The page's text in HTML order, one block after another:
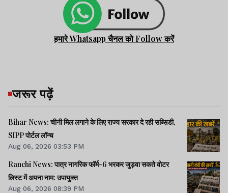
हमारे Whatsapp चैनल को Follow करें
जरूर पढ़ें
Bihar News: चीनी मिल लगाने के लिए राज्य सरकार दे रही सब्सिडी,
SIPP पोर्टल लॉन्च
Aug 06, 2026 03:53 PM
Ranchi News: पात्र नागरिक फॉर्म-6 भरकर जुड़वा सकते वोटर
लिस्ट में अपना नाम: उपायुक्त
Aug 06, 2026 08:39 PM